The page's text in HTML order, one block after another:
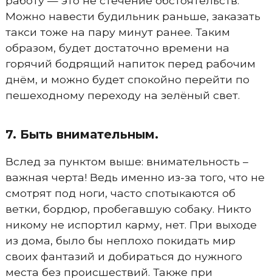
Можно навести будильник раньше, заказать
такси тоже на пару минут ранее. Таким
образом, будет достаточно времени на
горячий бодрящий напиток перед рабочим
днём, и можно будет спокойно перейти по
пешеходному переходу на зелёный свет.
7. Быть внимательным.
Вслед за пунктом выше: внимательность –
важная черта! Ведь именно из-за того, что не
смотрят под ноги, часто спотыкаются об
ветки, бордюр, пробегавшую собаку. Никто
никому не испортил карму, нет. При выходе
из дома, было бы неплохо покидать мир
своих фантазий и добираться до нужного
места без происшествий. Также при